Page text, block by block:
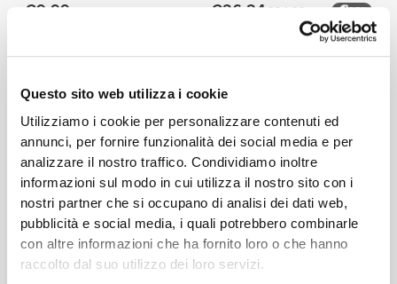
Questo sito web utilizza i cookie
Utilizziamo i cookie per personalizzare contenuti ed
annunci, per fornire funzionalità dei social media e per
analizzare il nostro traffico. Condividiamo inoltre
informazioni sul modo in cui utilizza il nostro sito con i
nostri partner che si occupano di analisi dei dati web,
pubblicità e social media, i quali potrebbero combinarle
con altre informazioni che ha fornito loro o che hanno
raccolto dal suo utilizzo dei loro servizi.
€9.99 €26.24 €34.99 25%
Pantaloncini medi a vita
regolare Peach Perfect FX
€29.99
alta Peach Perfect
€16.99
Sollevamento Pesi x 2
Info e assistenza
Un'unità per pack